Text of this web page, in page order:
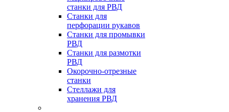
станки для РВД
Станки для
перфорации рукавов
Станки для промывки
РВД
Станки для размотки
РВД
Окорочно-отрезные
станки
Стеллажи для
хранения РВД